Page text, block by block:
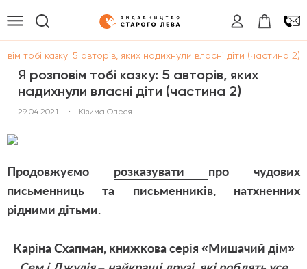
тобі казку: 5 авторів, яких надихнули власні діти (частина 2)
Я розповім тобі казку: 5 авторів, яких
надихнули власні діти (частина 2)
29.04.2021 • Кізима Олеся
Продовжуємо розказувати про чудових
письменниць та письменників, натхненних
рідними дітьми.
Каріна Схапман, книжкова серія «Мишачий дім»